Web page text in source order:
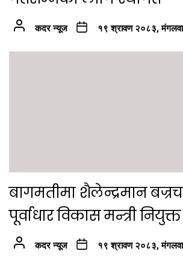
कदर न्यूज १९ श्रावण २०८३,
बागमतीमा शैलेन्द्रमान
पूर्वाधार विकास मन्त्री नियुक्त
कदर न्यूज १९ श्रावण २०८३,